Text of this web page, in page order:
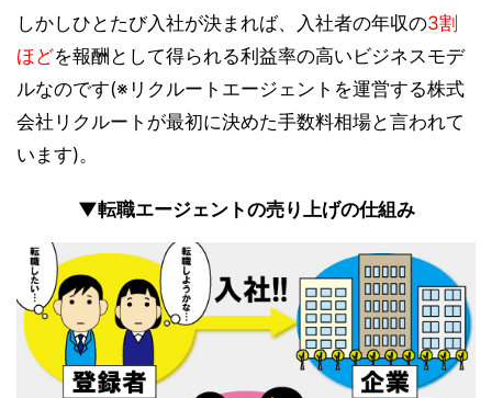
しかしひとたび入社が決まれば、入社者の年収の3割
ほどを報酬として得られる利益率の高いビジネスモデ
ルなのです(※リクルートエージェントを運営する株式
会社リクルートが最初に決めた手数料相場と言われて
います)。
▼転職エージェントの売り上げの仕組み